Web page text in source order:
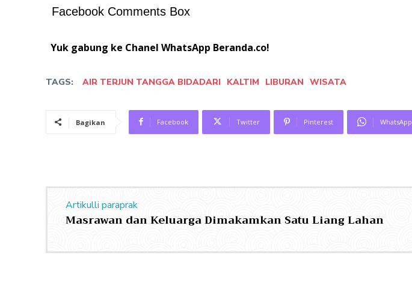
Facebook Comments Box
Yuk gabung ke Chanel WhatsApp Beranda.co!
TAGS: AIR TERJUN TANGGA BIDADARI KALTIM LIBURAN WISATA
Bagikan Facebook Twitter Pinterest WhatsApp
Artikulli paraprak
Masrawan dan Keluarga Dimakamkan Satu Liang Lahan